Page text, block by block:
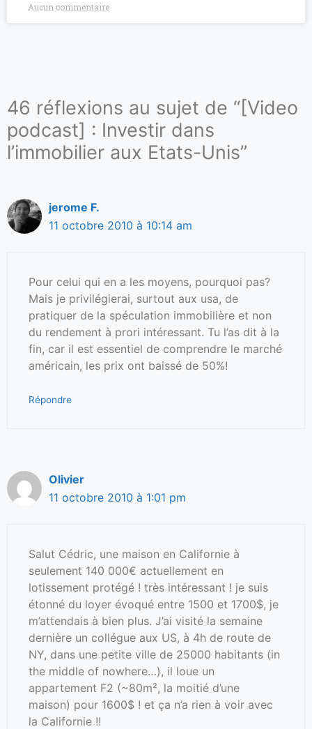
Aucun commentaire
46 réflexions au sujet de “[Video
podcast] : Investir dans
l’immobilier aux Etats-Unis”
jerome F.
11 octobre 2010 à 10:14 am
Pour celui qui en a les moyens, pourquoi pas?
Mais je privilégierai, surtout aux usa, de
pratiquer de la spéculation immobilière et non
du rendement à prori intéressant. Tu l’as dit à la
fin, car il est essentiel de comprendre le marché
américain, les prix ont baissé de 50%!
Répondre
Olivier
11 octobre 2010 à 1:01 pm
Salut Cédric, une maison en Californie à
seulement 140 000€ actuellement en
lotissement protégé ! très intéressant ! je suis
étonné du loyer évoqué entre 1500 et 1700$, je
m’attendais à bien plus. J’ai visité la semaine
dernière un collégue aux US, à 4h de route de
NY, dans une petite ville de 25000 habitants (in
the middle of nowhere…), il loue un
appartement F2 (~80m², la moitié d’une
maison) pour 1600$ ! et ça n’a rien à voir avec
la Californie !!